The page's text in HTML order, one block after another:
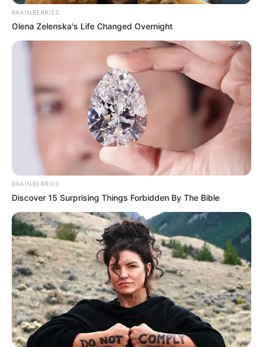
BRAINBERRIES
Olena Zelenska's Life Changed Overnight
BRAINBERRIES
Discover 15 Surprising Things Forbidden By The Bible